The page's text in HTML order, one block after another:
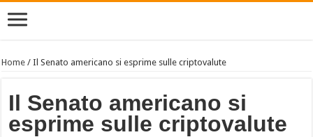
Home /Il Senato americano si esprime sulle criptovalute
Il Senato americano si
esprime sulle criptovalute